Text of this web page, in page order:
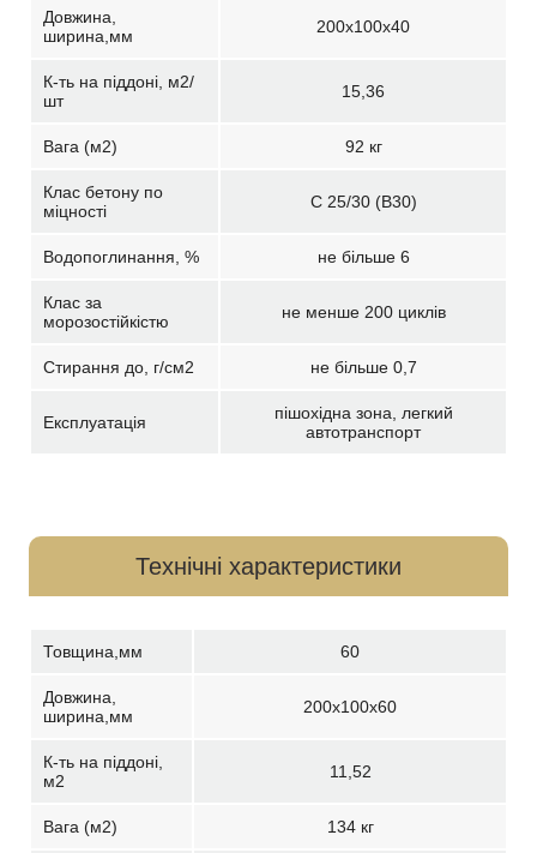
Довжина,
ширина,мм
200х100х40
К-ть на піддоні, м2/
шт
15,36
Вага (м2) 92 кг
Клас бетону по
міцності
С 25/30 (В30)
Водопоглинання, % не більше 6
Клас за
морозостійкістю
не менше 200 циклів
Стирання до, г/см2 не більше 0,7
Експлуатація
пішохідна зона, легкий
автотранспорт
Технічні характеристики
Товщина,мм 60
Довжина,
ширина,мм
200х100х60
К-ть на піддоні,
м2
11,52
Вага (м2) 134 кг